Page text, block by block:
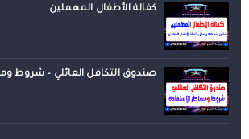
كفالة الأطفال المهملين
صندوق التكافل العائلي – شروط